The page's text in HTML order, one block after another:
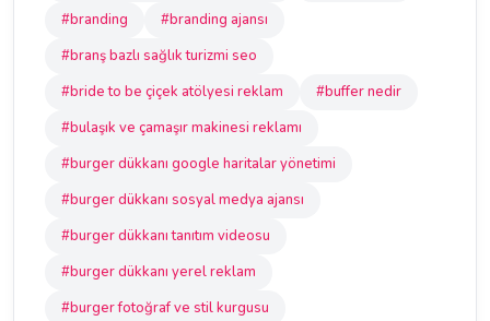
#branding
#branding ajansı
#branş bazlı sağlık turizmi seo
#bride to be çiçek atölyesi reklam
#buffer nedir
#bulaşık ve çamaşır makinesi reklamı
#burger dükkanı google haritalar yönetimi
#burger dükkanı sosyal medya ajansı
#burger dükkanı tanıtım videosu
#burger dükkanı yerel reklam
#burger fotoğraf ve stil kurgusu